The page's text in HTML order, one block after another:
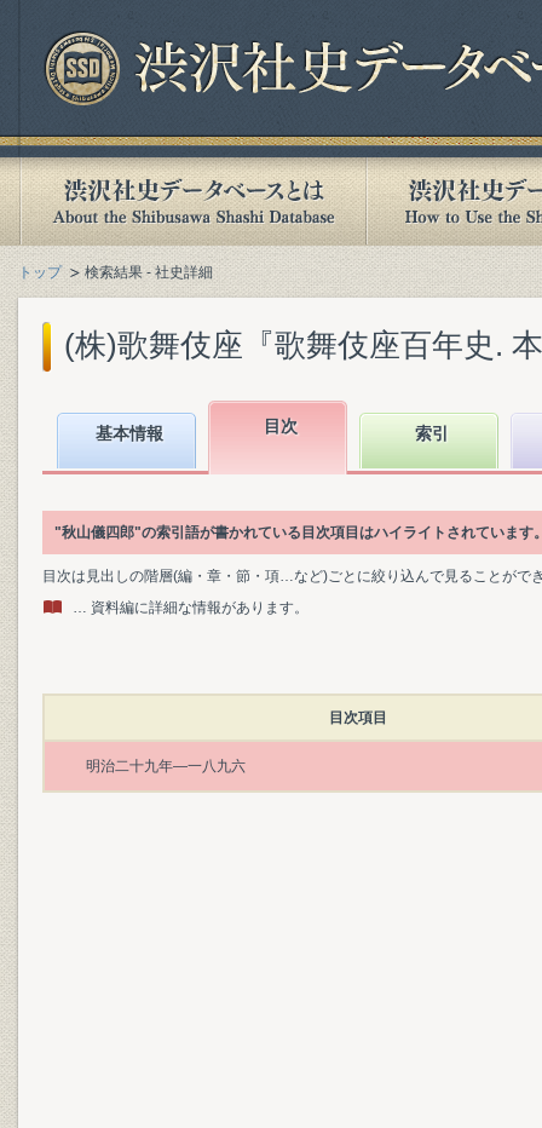
トップ 検索結果 - 社史詳細
(株)歌舞伎座『歌舞伎座百年史.
基本情報 目次 索引
"秋山儀四郎"の索引語が書かれている目次項目はハイライトされています
目次は見出しの階層(編・章・節・項…など)ごとに絞り込んで見ることがで
… 資料編に詳細な情報があります。
目次項目
明治二十九年―一八九六